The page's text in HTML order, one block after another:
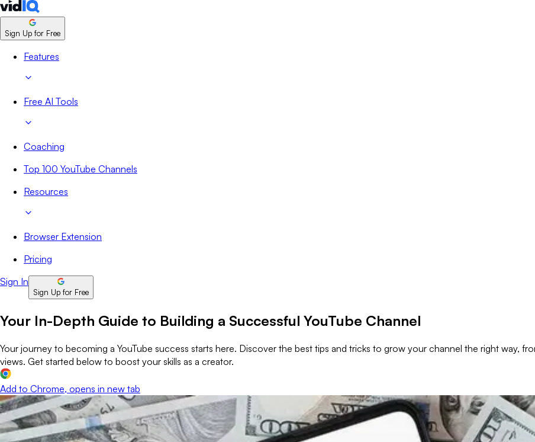
Sign Up for Free
Features
Free AI Tools
Coaching
Top 100 YouTube Channels
Resources
Browser Extension
Pricing
Sign In
Sign Up for Free
Your In-Depth Guide to Building a Successful YouTube Channel
Your journey to becoming a YouTube success starts here. Discover the best tips and tricks to grow your channel the right way,
views. Get started below to boost your skills as a creator.
Add to Chrome, opens in new tab